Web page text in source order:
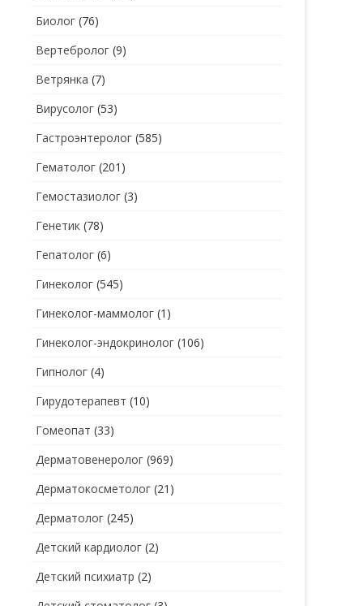
ЭНДОКРИНОЛОГ
Биолог (76)
Вертебролог (9)
Ветрянка (7)
Вирусолог (53)
Гастроэнтеролог (585)
Гематолог (201)
Гемостазиолог (3)
Генетик (78)
Гепатолог (6)
Гинеколог (545)
Гинеколог-маммолог (1)
Гинеколог-эндокринолог (106)
Гипнолог (4)
Гирудотерапевт (10)
Гомеопат (33)
Дерматовенеролог (969)
Дерматокосметолог (21)
Дерматолог (245)
Детский кардиолог (2)
Детский психиатр (2)